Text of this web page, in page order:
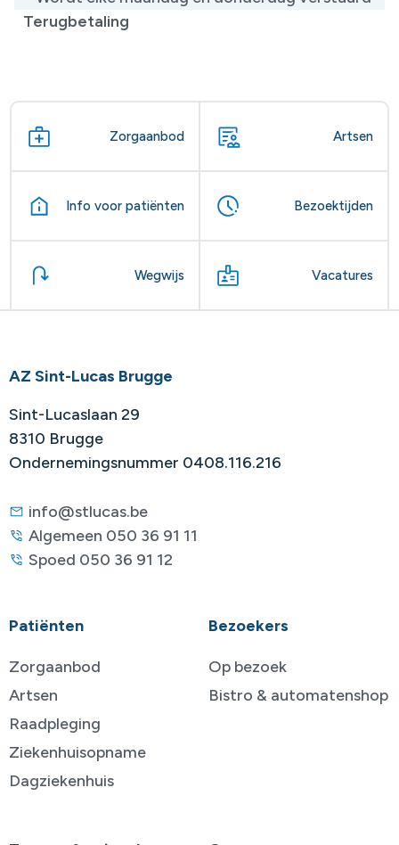
Terugbetaling
Zorgaanbod Artsen
Info voor patiënten Bezoektijden
Wegwijs Vacatures
AZ Sint-Lucas Brugge
Sint-Lucaslaan 29
8310 Brugge
Ondernemingsnummer 0408.116.216
info@stlucas.be
Algemeen 050 36 91 11
Spoed 050 36 91 12
Patiënten
Zorgaanbod
Artsen
Raadpleging
Ziekenhuisopname
Dagziekenhuis
Bezoekers
Op bezoek
Bistro & automatenshop